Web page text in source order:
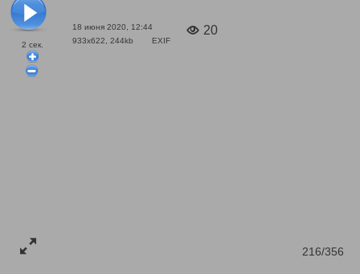
2 сек.
18 июня 2020, 12:44
933x622, 244kb
EXIF
20
216/356